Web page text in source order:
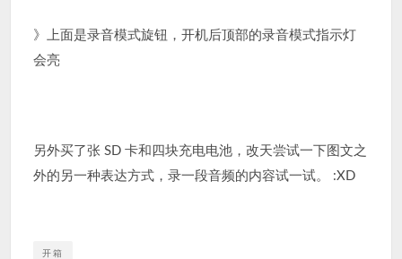
》上面是录音模式旋钮，开机后顶部的录音模式指示灯
会亮
另外买了张 SD 卡和四块充电电池，改天尝试一下图文之
外的另一种表达方式，录一段音频的内容试一试。 :XD
开箱